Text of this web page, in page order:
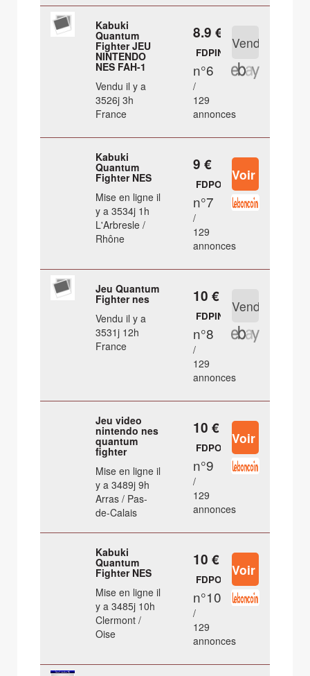
Kabuki
Quantum
Fighter JEU
NINTENDO
NES FAH-1
Vendu il y a
3526j 3h
France
8.9 €
FDPIN
n°6
/
129
annonces
Kabuki
Quantum
Fighter NES
Mise en ligne il
y a 3534j 1h
L'Arbresle /
Rhône
9 €
FDPOUT
n°7
/
129
annonces
Jeu Quantum
Fighter nes
Vendu il y a
3531j 12h
France
10 €
FDPIN
n°8
/
129
annonces
Jeu video
nintendo nes
quantum
fighter
Mise en ligne il
y a 3489j 9h
Arras / Pas-
de-Calais
10 €
FDPOUT
n°9
/
129
annonces
Kabuki
Quantum
Fighter NES
Mise en ligne il
y a 3485j 10h
Clermont /
Oise
10 €
FDPOUT
n°10
/
129
annonces